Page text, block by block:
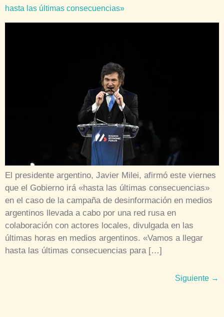
hasta las últimas consecuencias»
El presidente argentino, Javier Milei, afirmó este viernes
que el Gobierno irá «hasta las últimas consecuencias»
en el caso de la campaña de desinformación en medios
argentinos llevada a cabo por una red rusa en
colaboración con actores locales, divulgada en las
últimas horas en medios argentinos. «Vamos a llegar
hasta las últimas consecuencias para […]
Siguiente →